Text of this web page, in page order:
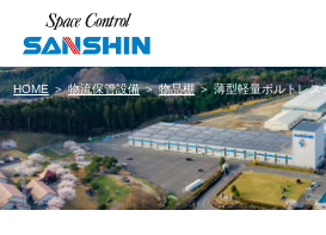
HOME ＞物流保管設備＞物品棚＞ 薄型軽量ボルトレス